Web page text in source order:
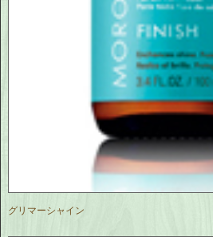
グリマーシャイン